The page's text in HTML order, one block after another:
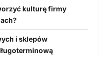
kulturę firmy
i sklepów